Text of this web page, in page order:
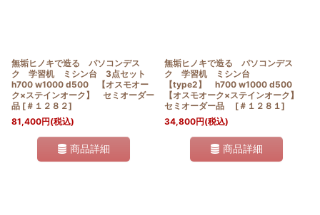
無垢ヒノキで造る パソコンデス
ク 学習机 ミシン台 3点セット
h700 w1000 d500 【オスモオー
ク×ステインオーク】 セミオーダー
品 [ ＃１２８２]
81,400円(税込)
商品詳細
無垢ヒノキで造る パソコンデス
ク 学習机 ミシン台
【type2】 h700 w1000 d500
【オスモオーク×ステインオーク】
セミオーダー品
[ ＃１２８１]
34,800円(税込)
商品詳細